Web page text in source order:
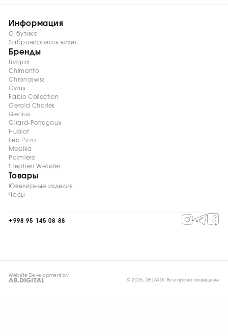
Информация
О бутике
Забронировать визит
Бренды
Bvlgari
Chimento
Chronoswiss
Cyrus
Fabio Collection
Gerald Charles
Genius
Girard-Perregaux
Hublot
Leo Pizzo
Messika
Palmiero
Stephen Webster
Товары
Ювелирные изделия
Часы
+998 95 145 08 88
Website Development by
© 2026, DELARDI. Все права защищены